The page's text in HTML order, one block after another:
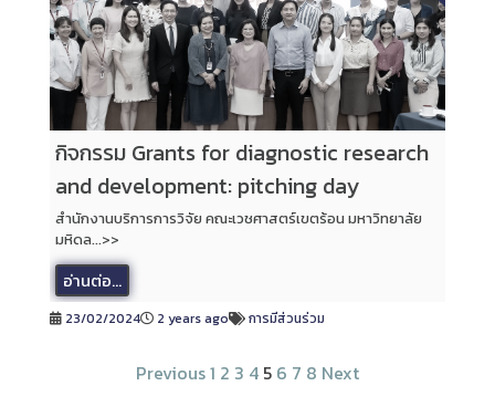
กิจกรรม Grants for diagnostic research
and development: pitching day
สำนักงานบริการการวิจัย คณะเวชศาสตร์เขตร้อน มหาวิทยาลัย
มหิดล...>>
อ่านต่อ...
23/02/2024 2 years ago การมีส่วนร่วม
Previous1 2 3 4 5 6 7 8 Next